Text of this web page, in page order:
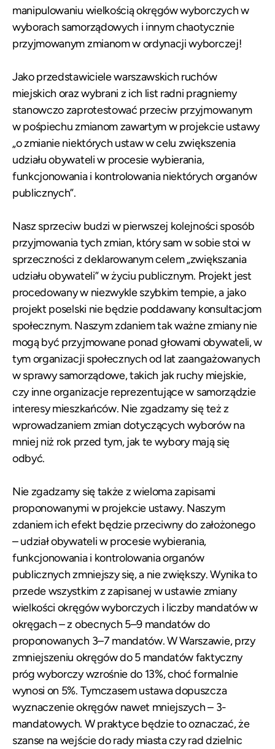
manipulowaniu wielkością okręgów wyborczych w
wyborach samorządowych i innym chaotycznie
przyjmowanym zmianom w ordynacji wyborczej!
Jako przedstawiciele warszawskich ruchów
miejskich oraz wybrani z ich list radni pragniemy
stanowczo zaprotestować przeciw przyjmowanym
w pośpiechu zmianom zawartym w projekcie ustawy
„o zmianie niektórych ustaw w celu zwiększenia
udziału obywateli w procesie wybierania,
funkcjonowania i kontrolowania niektórych organów
publicznych”.
Nasz sprzeciw budzi w pierwszej kolejności sposób
przyjmowania tych zmian, który sam w sobie stoi w
sprzeczności z deklarowanym celem „zwiększania
udziału obywateli” w życiu publicznym. Projekt jest
procedowany w niezwykle szybkim tempie, a jako
projekt poselski nie będzie poddawany konsultacjom
społecznym. Naszym zdaniem tak ważne zmiany nie
mogą być przyjmowane ponad głowami obywateli, w
tym organizacji społecznych od lat zaangażowanych
w sprawy samorządowe, takich jak ruchy miejskie,
czy inne organizacje reprezentujące w samorządzie
interesy mieszkańców. Nie zgadzamy się też z
wprowadzaniem zmian dotyczących wyborów na
mniej niż rok przed tym, jak te wybory mają się
odbyć.
Nie zgadzamy się także z wieloma zapisami
proponowanymi w projekcie ustawy. Naszym
zdaniem ich efekt będzie przeciwny do założonego
– udział obywateli w procesie wybierania,
funkcjonowania i kontrolowania organów
publicznych zmniejszy się, a nie zwiększy. Wynika to
przede wszystkim z zapisanej w ustawie zmiany
wielkości okręgów wyborczych i liczby mandatów w
okręgach – z obecnych 5–9 mandatów do
proponowanych 3–7 mandatów. W Warszawie, przy
zmniejszeniu okręgów do 5 mandatów faktyczny
próg wyborczy wzrośnie do 13%, choć formalnie
wynosi on 5%. Tymczasem ustawa dopuszcza
wyznaczenie okręgów nawet mniejszych – 3-
mandatowych. W praktyce będzie to oznaczać, że
szanse na wejście do rady miasta czy rad dzielnic